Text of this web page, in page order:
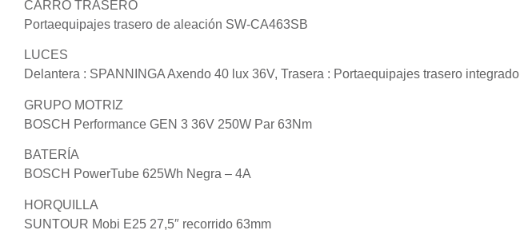
CARRO TRASERO
Portaequipajes trasero de aleación SW-CA463SB
LUCES
Delantera : SPANNINGA Axendo 40 lux 36V, Trasera : Portaequipajes trasero integrado
GRUPO MOTRIZ
BOSCH Performance GEN 3 36V 250W Par 63Nm
BATERÍA
BOSCH PowerTube 625Wh Negra – 4A
HORQUILLA
SUNTOUR Mobi E25 27,5″ recorrido 63mm